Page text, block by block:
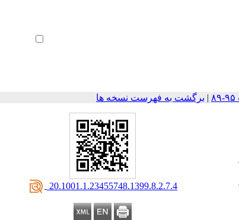
| برگشت به فهرست نسخه ها
‎ 20.1001.1.23455748.1399.8.2.7.4